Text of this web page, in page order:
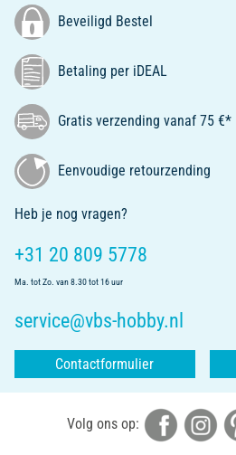
Beveiligd Bestel
Betaling per iDEAL
Gratis verzending vanaf 75 €*
Eenvoudige retourzending
Heb je nog vragen?
+31 20 809 5778
Ma. tot Zo. van 8.30 tot 16 uur
service@vbs-hobby.nl
Contactformulier
Volg ons op: